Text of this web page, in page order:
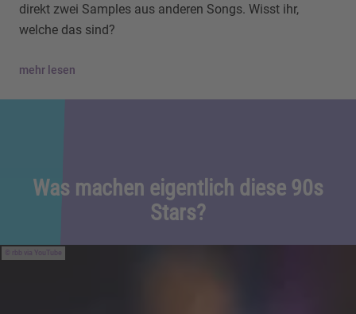
direkt zwei Samples aus anderen Songs. Wisst ihr,
welche das sind?
mehr lesen
Was machen eigentlich diese 90s
Stars?
rbb via YouTube